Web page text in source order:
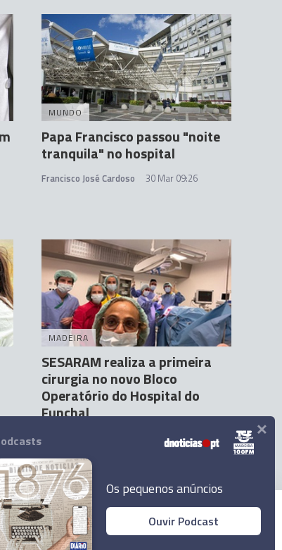
MUNDO
Papa Francisco passou "noite
tranquila" no hospital
Francisco José Cardoso 30 Mar 09:26
MADEIRA
SESARAM realiza a primeira
cirurgia no novo Bloco
Operatório do Hospital do
Funchal
26 Mar 16:27
© 2023 Empresa Diário de Notícias, Lda.
Os pequenos anúncios
Ouvir Podcast
×